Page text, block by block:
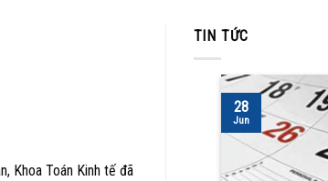
Khoa Toán Kinh tế đã
TIN TỨC
28
Jun